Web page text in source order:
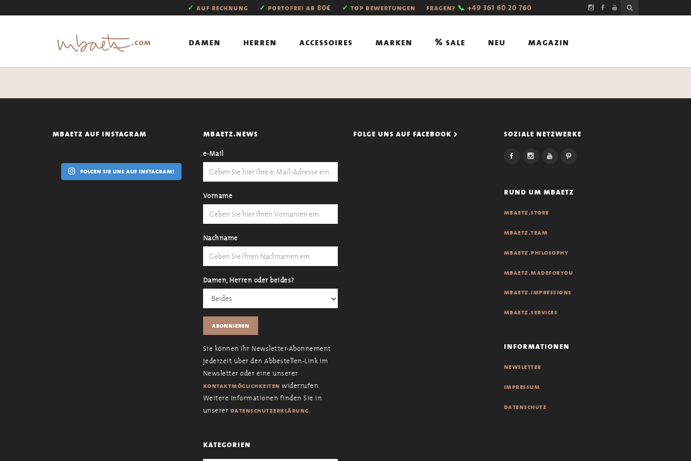
✓ auf rechnung ✓ portofrei ab 80€ ✓ top bewertungen fragen? 📞 +49 361 60 20 760
damen herren accessoires marken % sale neu magazin
mbaetz auf instagram
folgen sie uns auf instagram!
mbaetz.news
e-Mail
Vorname
Nachname
Damen, Herren oder beides?
Sie können Ihr Newsletter-Abonnement
jederzeit über den Abbestellen-Link im
Newsletter oder eine unserer
kontaktmöglichkeiten widerrufen.
Weitere Informationen finden Sie in
unserer datenschutzerklärung.
kategorien
folge uns auf facebook > soziale netzwerke
rund um mbaetz
mbaetz.store
mbaetz.team
mbaetz.philosophy
mbaetz.madeforyou
mbaetz.impressions
mbaetz.services
informationen
newsletter
impressum
datenschutz